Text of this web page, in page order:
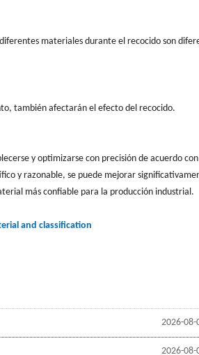
materiales durante el recocido son
también afectarán el efecto del recocido.
y optimizarse con precisión de acuerdo
y razonable, se puede mejorar
más confiable para la producción industrial.
and classification
2026-08-
2026-08-